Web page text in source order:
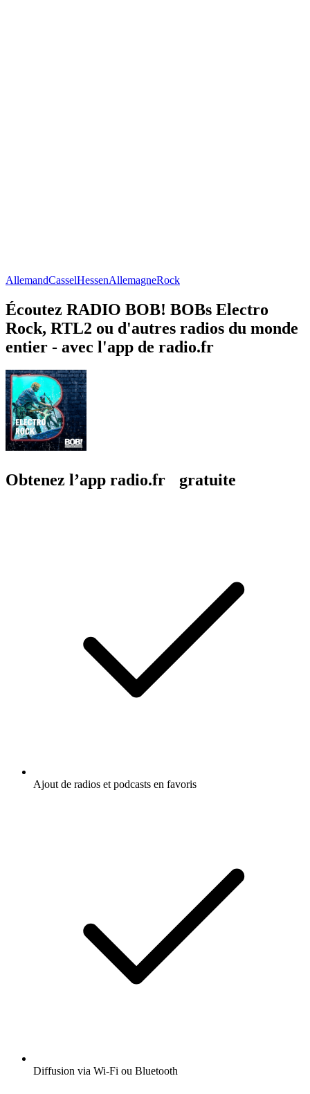
AllemandCasselHessenAllemagneRock
Écoutez RADIO BOB! BOBs Electro
Rock, RTL2 ou d'autres radios du monde
entier - avec l'app de radio.fr
Obtenez l’app radio.fr gratuite
Ajout de radios et podcasts en favoris
Diffusion via Wi-Fi ou Bluetooth